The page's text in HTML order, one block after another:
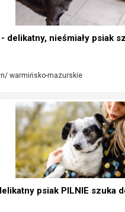
delikatny, nieśmiały psiak
warmińsko-mazurskie
psiak PILNIE szuka